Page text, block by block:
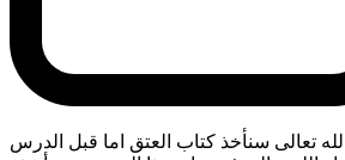
تعالى سنأخذ كتاب العتق اما قبل الدرس